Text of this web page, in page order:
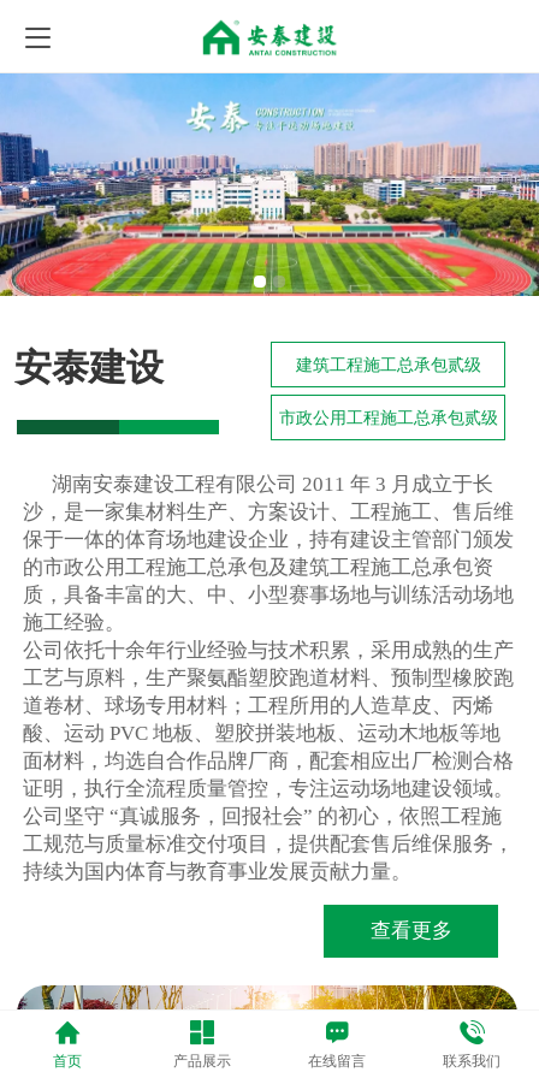
安泰建设 建筑工程施工总承包贰级
市政公用工程施工总承包贰级
湖南安泰建设工程有限公司 2011 年 3 月成立于长
沙，是一家集材料生产、方案设计、工程施工、售后维
保于一体的体育场地建设企业，持有建设主管部门颁发
的市政公用工程施工总承包及建筑工程施工总承包资
质，具备丰富的大、中、小型赛事场地与训练活动场地
施工经验。
公司依托十余年行业经验与技术积累，采用成熟的生产
工艺与原料，生产聚氨酯塑胶跑道材料、预制型橡胶跑
道卷材、球场专用材料；工程所用的人造草皮、丙烯
酸、运动 PVC 地板、塑胶拼装地板、运动木地板等地
面材料，均选自合作品牌厂商，配套相应出厂检测合格
证明，执行全流程质量管控，专注运动场地建设领域。
公司坚守 “真诚服务，回报社会” 的初心，依照工程施
工规范与质量标准交付项目，提供配套售后维保服务，
持续为国内体育与教育事业发展贡献力量。
查看更多
首页 产品展示 在线留言 联系我们